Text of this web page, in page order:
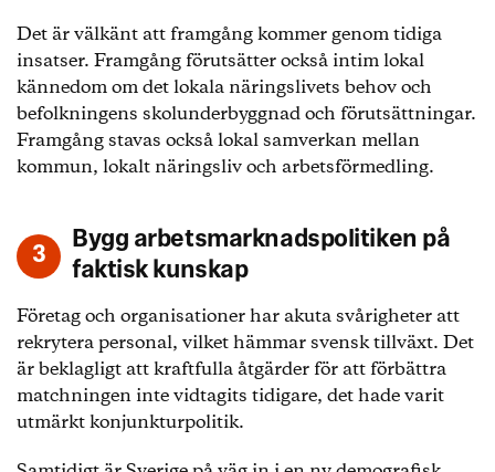
Det är välkänt att framgång kommer genom tidiga
insatser. Framgång förutsätter också intim lokal
kännedom om det lokala näringslivets behov och
befolkningens skolunderbyggnad och förutsättningar.
Framgång stavas också lokal samverkan mellan
kommun, lokalt näringsliv och arbetsförmedling.
Bygg arbetsmarknadspolitiken på
faktisk kunskap
Företag och organisationer har akuta svårigheter att
rekrytera personal, vilket hämmar svensk tillväxt. Det
är beklagligt att kraftfulla åtgärder för att förbättra
matchningen inte vidtagits tidigare, det hade varit
utmärkt konjunkturpolitik.